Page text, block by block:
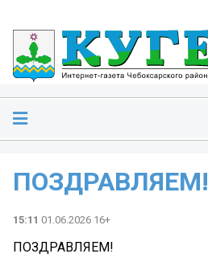
ПОЗДРАВЛЯЕМ!
15:11 01.06.2026 16+
ПОЗДРАВЛЯЕМ!